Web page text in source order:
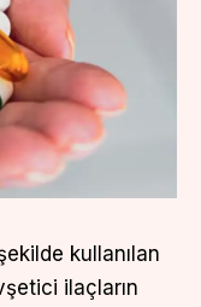
kullanılan
ilaçların